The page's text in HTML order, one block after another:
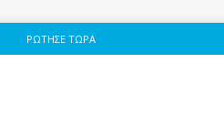
ΡΏΤΗΣΕ ΤΏΡΑ